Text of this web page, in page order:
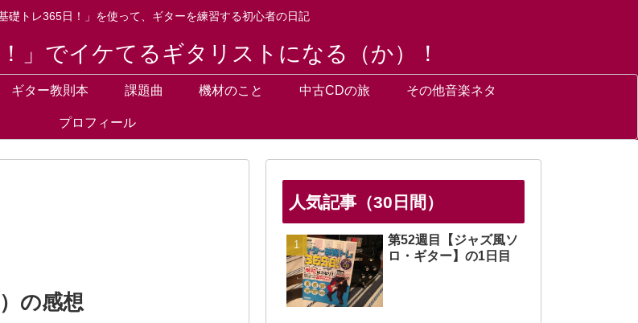
礎トレ365日！」を使って、ギターを練習する初心者の日記
」でイケてるギタリストになる（か）！
ギター教則本 課題曲 機材のこと 中古CDの旅 その他音楽ネタ
プロフィール
の感想
人気記事（30日間）
第52週目【ジャズ風ソ
ロ・ギター】の1日目